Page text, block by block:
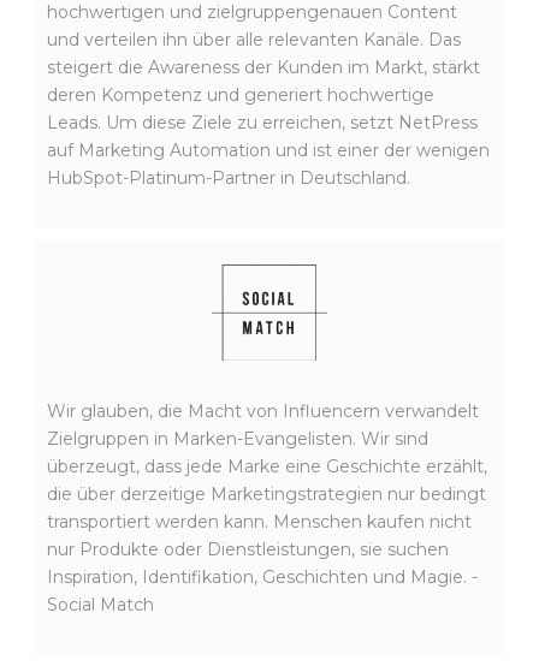
hochwertigen und zielgruppengenauen Content
und verteilen ihn über alle relevanten Kanäle. Das
steigert die Awareness der Kunden im Markt, stärkt
deren Kompetenz und generiert hochwertige
Leads. Um diese Ziele zu erreichen, setzt NetPress
auf Marketing Automation und ist einer der wenigen
HubSpot-Platinum-Partner in Deutschland.
Wir glauben, die Macht von Influencern verwandelt
Zielgruppen in Marken-Evangelisten. Wir sind
überzeugt, dass jede Marke eine Geschichte erzählt,
die über derzeitige Marketingstrategien nur bedingt
transportiert werden kann. Menschen kaufen nicht
nur Produkte oder Dienstleistungen, sie suchen
Inspiration, Identifikation, Geschichten und Magie. -
Social Match